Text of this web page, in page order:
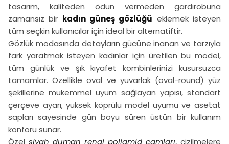
tasarım, kaliteden ödün vermeden gardırobuna
zamansız bir kadın güneş gözlüğü eklemek isteyen
tüm seçkin kullanıcılar için ideal bir alternatiftir.
Gözlük modasında detayların gücüne inanan ve tarzıyla
fark yaratmak isteyen kadınlar için üretilen bu model,
tüm günlük ve şık kıyafet kombinlerinizi kusursuzca
tamamlar. Özellikle oval ve yuvarlak (oval-round) yüz
şekillerine mükemmel uyum sağlayan yapısı, standart
çerçeve ayarı, yüksek köprülü model uyumu ve asetat
sapları sayesinde gün boyu süren üstün bir kullanım
konforu sunar.
Özel siyah duman rengi poliamid camları, çizilmelere